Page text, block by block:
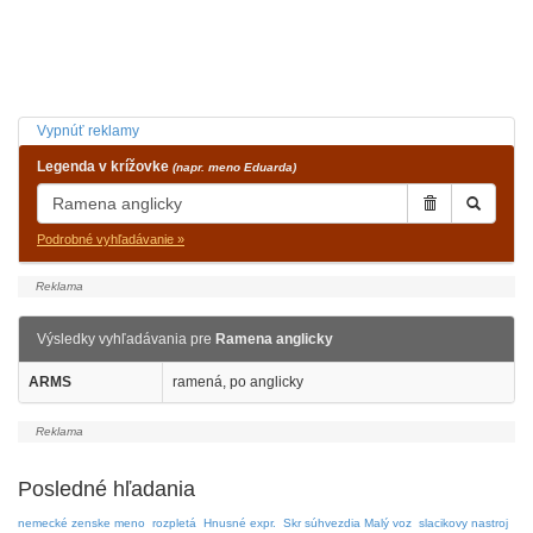
Vypnúť reklamy
Legenda v krížovke (napr. meno Eduarda)
Podrobné vyhľadávanie »
Výsledky vyhľadávania pre Ramena anglicky
ARMS ramená, po anglicky
Posledné hľadania
nemecké zenske meno rozpletá Hnusné expr. Skr súhvezdia Malý voz slacikovy nastroj